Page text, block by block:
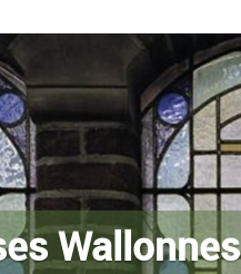
Wallonnes